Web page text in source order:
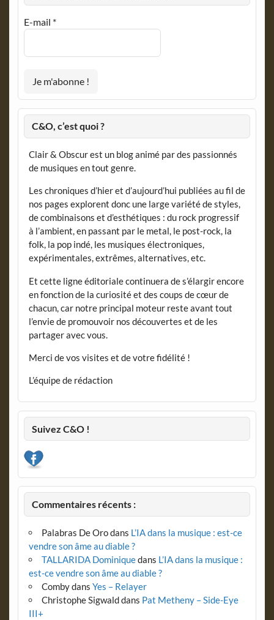
E-mail *
C&O, c’est quoi ?
Clair & Obscur est un blog animé par des passionnés
de musiques en tout genre.
Les chroniques d’hier et d’aujourd’hui publiées au fil de
nos pages explorent donc une large variété de styles,
de combinaisons et d’esthétiques : du rock progressif
à l’ambient, en passant par le metal, le post-rock, la
folk, la pop indé, les musiques électroniques,
expérimentales, extrêmes, alternatives, etc.
Et cette ligne éditoriale continuera de s’élargir encore
en fonction de la curiosité et des coups de cœur de
chacun, car notre principal moteur reste avant tout
l’envie de promouvoir nos découvertes et de les
partager avec vous.
Merci de vos visites et de votre fidélité !
L’équipe de rédaction
Suivez C&O !
Commentaires récents :
Palabras De Orodans L’IA dans la musique : est-ce
vendre son âme au diable ?
TALLARIDA Dominiquedans L’IA dans la musique :
est-ce vendre son âme au diable ?
Combydans Yes – Relayer
Christophe Sigwalddans Pat Metheny – Side-Eye
III+